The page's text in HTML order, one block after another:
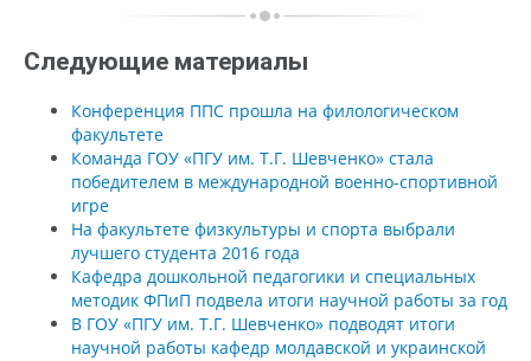
Следующие материалы
Конференция ППС прошла на филологическом
факультете
Команда ГОУ «ПГУ им. Т.Г. Шевченко» стала
победителем в международной военно-спортивной
игре
На факультете физкультуры и спорта выбрали
лучшего студента 2016 года
Кафедра дошкольной педагогики и специальных
методик ФПиП подвела итоги научной работы за год
В ГОУ «ПГУ им. Т.Г. Шевченко» подводят итоги
научной работы кафедр молдавской и украинской